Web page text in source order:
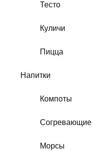
Тесто
Куличи
Пицца
Напитки
Компоты
Согревающие
Морсы